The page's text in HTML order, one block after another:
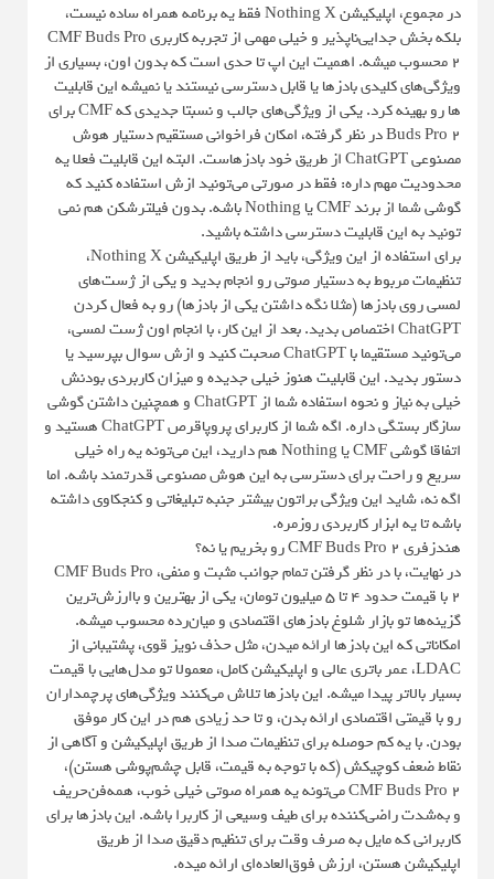
در مجموع، اپلیکیشن Nothing X فقط یه برنامه همراه ساده نیست،
بلکه بخش جدایی‌ناپذیر و خیلی مهمی از تجربه کاربری CMF Buds Pro
2 محسوب میشه. اهمیت این اپ تا حدی است که بدون اون، بسیاری از
ویژگی‌های کلیدی بادزها یا قابل دسترسی نیستند یا نمیشه این قابلیت
ها رو بهینه کرد. یکی از ویژگی‌های جالب و نسبتا جدیدی که CMF برای
Buds Pro 2 در نظر گرفته، امکان فراخوانی مستقیم دستیار هوش
مصنوعی ChatGPT از طریق خود بادزهاست. البته این قابلیت فعلا یه
محدودیت مهم داره: فقط در صورتی می‌تونید ازش استفاده کنید که
گوشی شما از برند CMF یا Nothing باشه. بدون فیلترشکن هم نمی
تونید به این قابلیت دسترسی داشته باشید.
برای استفاده از این ویژگی، باید از طریق اپلیکیشن Nothing X،
تنظیمات مربوط به دستیار صوتی رو انجام بدید و یکی از ژست‌های
لمسی روی بادزها (مثلا نگه داشتن یکی از بادزها) رو به فعال کردن
ChatGPT اختصاص بدید. بعد از این کار، با انجام اون ژست لمسی،
می‌تونید مستقیما با ChatGPT صحبت کنید و ازش سوال بپرسید یا
دستور بدید. این قابلیت هنوز خیلی جدیده و میزان کاربردی بودنش
خیلی به نیاز و نحوه استفاده شما از ChatGPT و همچنین داشتن گوشی
سازگار بستگی داره. اگه شما از کاربرای پروپاقرص ChatGPT هستید و
اتفاقا گوشی CMF یا Nothing هم دارید، این می‌تونه یه راه خیلی
سریع و راحت برای دسترسی به این هوش مصنوعی قدرتمند باشه. اما
اگه نه، شاید این ویژگی براتون بیشتر جنبه تبلیغاتی و کنجکاوی داشته
باشه تا یه ابزار کاربردی روزمره.
هندزفری CMF Buds Pro 2 رو بخریم یا نه؟
در نهایت، با در نظر گرفتن تمام جوانب مثبت و منفی، CMF Buds Pro
2 با قیمت حدود 4 تا 5 میلیون تومان، یکی از بهترین و باارزش‌ترین
گزینه‌ها تو بازار شلوغ بادزهای اقتصادی و میان‌رده محسوب میشه.
امکاناتی که این بادزها ارائه میدن، مثل حذف نویز قوی، پشتیبانی از
LDAC، عمر باتری عالی و اپلیکیشن کامل، معمولا تو مدل‌هایی با قیمت
بسیار بالاتر پیدا میشه. این بادزها تلاش می‌کنند ویژگی‌های پرچمداران
رو با قیمتی اقتصادی ارائه بدن، و تا حد زیادی هم در این کار موفق
بودن. با یه کم حوصله برای تنظیمات صدا از طریق اپلیکیشن و آگاهی از
نقاط ضعف کوچیکش (که با توجه به قیمت، قابل چشم‌پوشی هستن)،
CMF Buds Pro 2 می‌تونه یه همراه صوتی خیلی خوب، همه‌فن‌حریف
و به‌شدت راضی‌کننده برای طیف وسیعی از کاربرا باشه. این بادزها برای
کاربرانی که مایل به صرف وقت برای تنظیم دقیق صدا از طریق
اپلیکیشن هستن، ارزش فوق‌العاده‌ای ارائه میده.